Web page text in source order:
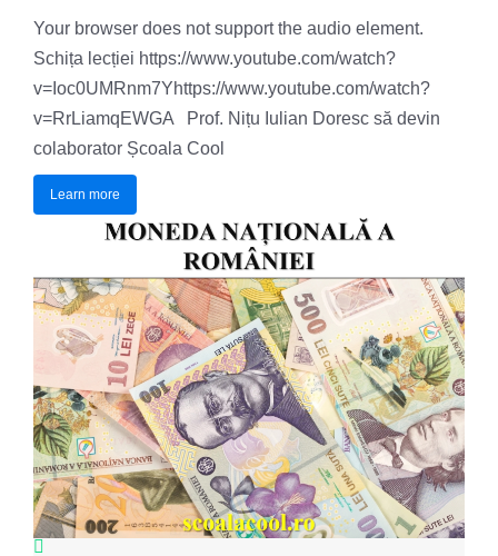
Your browser does not support the audio element.
Schița lecției https://www.youtube.com/watch?
v=Ioc0UMRnm7Yhttps://www.youtube.com/watch?
v=RrLiamqEWGA Prof. Nițu Iulian Doresc să devin
colaborator Școala Cool
Learn more